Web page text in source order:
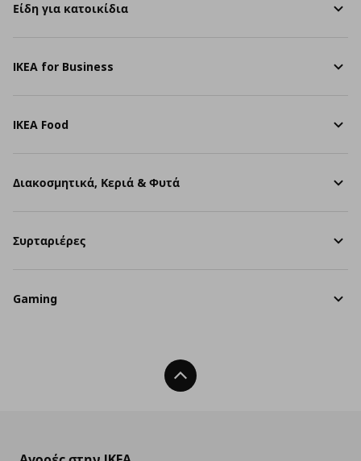
Είδη για κατοικίδια
IKEA for Business
IKEA Food
Διακοσμητικά, Κεριά & Φυτά
Συρταριέρες
Gaming
Back To Top